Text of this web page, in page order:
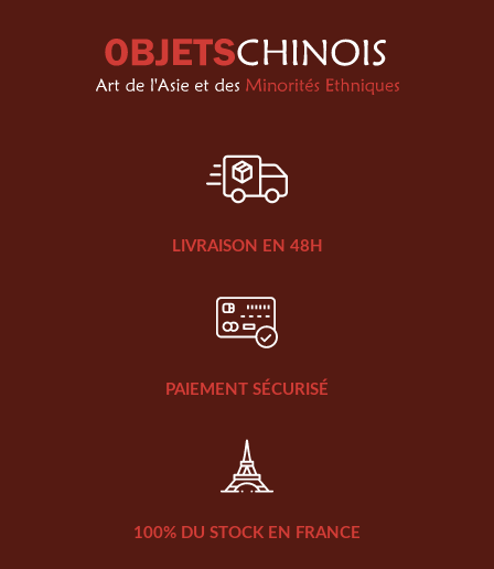
LIVRAISON EN 48H
PAIEMENT SÉCURISÉ
100% DU STOCK EN FRANCE